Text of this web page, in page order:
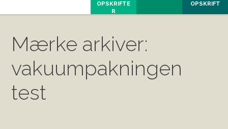
OPSKRIFTE
R
OPSKRIFT
Mærke arkiver:
vakuumpakningen
test